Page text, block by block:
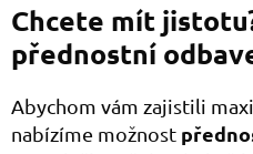
Chcete mít
přednostní
Abychom vám zajistili
nabízíme možnost